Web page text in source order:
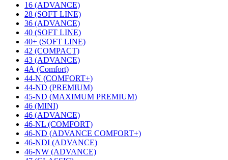
16 (ADVANCE)
28 (SOFT LINE)
36 (ADVANCE)
40 (SOFT LINE)
40+ (SOFT LINE)
42 (COMPACT)
43 (ADVANCE)
4А (Comfort)
44-N (COMFORT+)
44-ND (PREMIUM)
45-ND (MAXIMUM PREMIUM)
46 (MINI)
46 (ADVANCE)
46-NL (COMFORT)
46-ND (ADVANCE COMFORT+)
46-NDI (ADVANCE)
46-NW (ADVANCE)